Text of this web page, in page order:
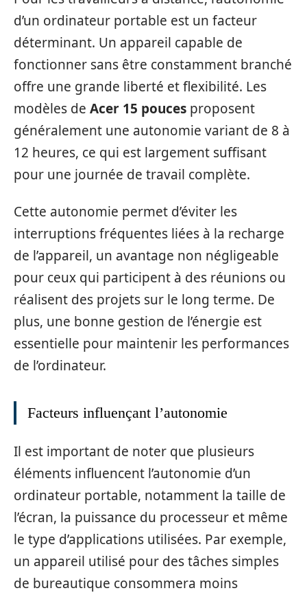
d’un ordinateur portable est un facteur
déterminant. Un appareil capable de
fonctionner sans être constamment branché
offre une grande liberté et flexibilité. Les
modèles de Acer 15 pouces proposent
généralement une autonomie variant de 8 à
12 heures, ce qui est largement suffisant
pour une journée de travail complète.
Cette autonomie permet d’éviter les
interruptions fréquentes liées à la recharge
de l’appareil, un avantage non négligeable
pour ceux qui participent à des réunions ou
réalisent des projets sur le long terme. De
plus, une bonne gestion de l’énergie est
essentielle pour maintenir les performances
de l’ordinateur.
Facteurs influençant l’autonomie
Il est important de noter que plusieurs
éléments influencent l’autonomie d’un
ordinateur portable, notamment la taille de
l’écran, la puissance du processeur et même
le type d’applications utilisées. Par exemple,
un appareil utilisé pour des tâches simples
de bureautique consommera moins